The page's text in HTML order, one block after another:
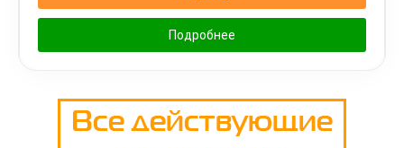
Подробнее